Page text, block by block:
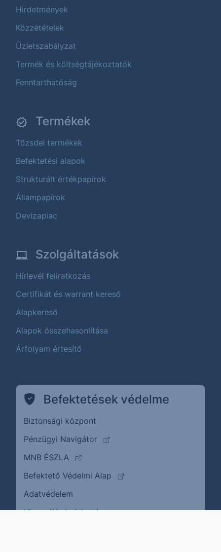
Hirdetmények
Közzétételek
Üzletszabályzat
Termék és költségtájékoztatók
Fenntarthatóság
Termékek
Tőzsdei termékek
Befektetési alapok
Strukturált értékpapírok
Állampapírok
Devizapiac
Szolgáltatások
Hírlevél feliratkozás
Certifikát és warrant kereső
Alapkereső
Alapok összehasonlítása
Árfolyam értesítő
Befektetések védelme
Biztonsági központ
Pénzügyi Navigátor
(külső oldalra ugrik)
MNB ÉSZLA
(külső oldalra ugrik)
Befektető Védelmi Alap
(külső oldalra ugrik)
Adatvédelem
Visszaélés bejelentése(külső oldalra ugrik)